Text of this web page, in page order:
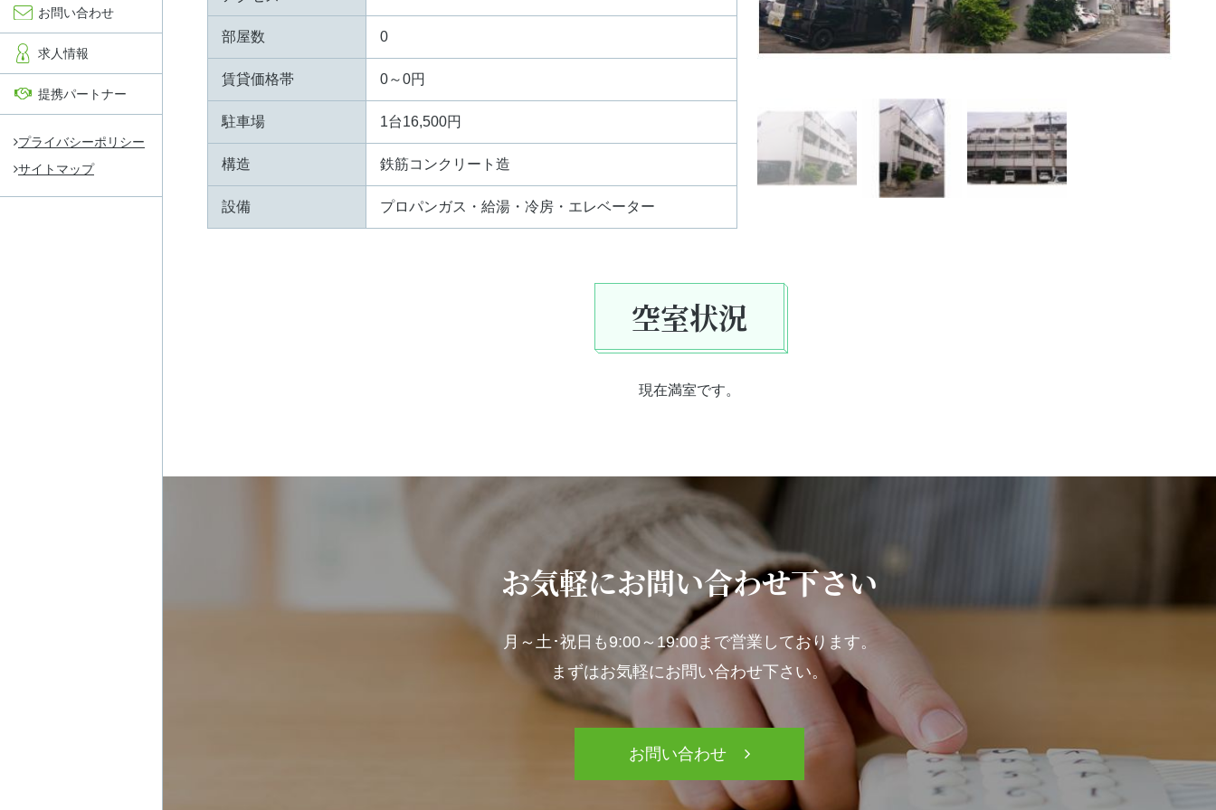
お問い合わせ
求人情報
提携パートナー
プライバシーポリシー
サイトマップ
部屋数 0
賃貸価格帯 0～0円
駐車場 1台16,500円
構造 鉄筋コンクリート造
設備 プロパンガス・給湯・冷房・エレベーター
空室状況
現在満室です。
お気軽にお問い合わせ下さい
月～土･祝日も 9:00～19:00まで営業しております。
まずはお気軽にお問い合わせ下さい。
お問い合わせ